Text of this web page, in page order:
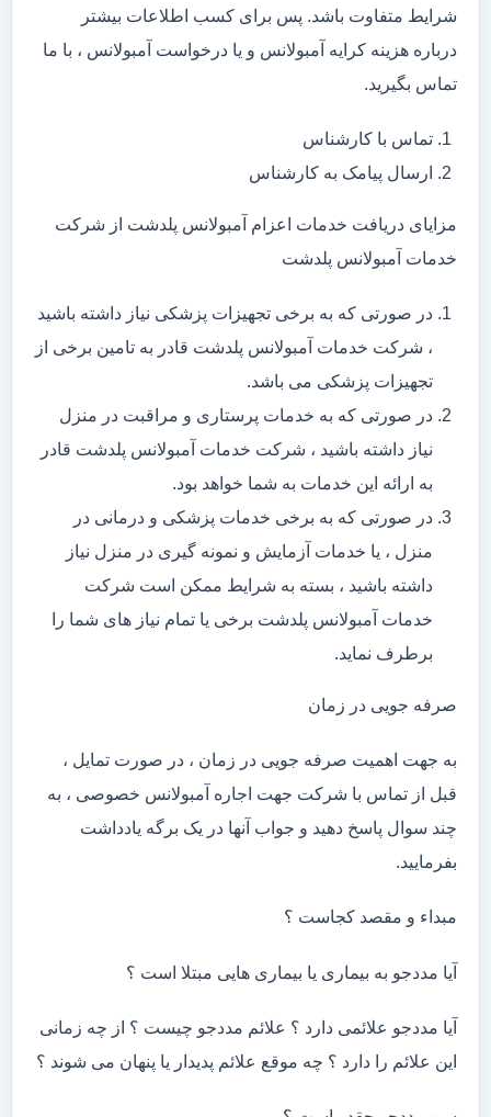
شرایط متفاوت باشد. پس برای کسب اطلاعات بیشتر
درباره هزینه کرایه آمبولانس و یا درخواست آمبولانس ، با ما
تماس بگیرید.
تماس با کارشناس
ارسال پیامک به کارشناس
مزایای دریافت خدمات اعزام آمبولانس پلدشت از شرکت
خدمات آمبولانس پلدشت
در صورتی که به برخی تجهیزات پزشکی نیاز داشته باشید
، شرکت خدمات آمبولانس پلدشت قادر به تامین برخی از
تجهیزات پزشکی می باشد.
در صورتی که به خدمات پرستاری و مراقبت در منزل
نیاز داشته باشید ، شرکت خدمات آمبولانس پلدشت قادر
به ارائه این خدمات به شما خواهد بود.
در صورتی که به برخی خدمات پزشکی و درمانی در
منزل ، یا خدمات آزمایش و نمونه گیری در منزل نیاز
داشته باشید ، بسته به شرایط ممکن است شرکت
خدمات آمبولانس پلدشت برخی یا تمام نیاز های شما را
برطرف نماید.
صرفه جویی در زمان
به جهت اهمیت صرفه جویی در زمان ، در صورت تمایل ،
قبل از تماس با شرکت جهت اجاره آمبولانس خصوصی ، به
چند سوال پاسخ دهید و جواب آنها در یک برگه یادداشت
بفرمایید.
مبداء و مقصد کجاست ؟
آیا مددجو به بیماری یا بیماری هایی مبتلا است ؟
آیا مددجو علائمی دارد ؟ علائم مددجو چیست ؟ از چه زمانی
این علائم را دارد ؟ چه موقع علائم پدیدار یا پنهان می شوند ؟